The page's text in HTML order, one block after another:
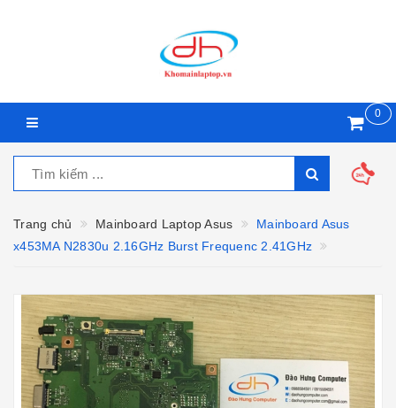
0
Trang chủ Mainboard Laptop Asus
Mainboard Asus
x453MA N2830u 2.16GHz Burst Frequenc 2.41GHz